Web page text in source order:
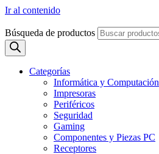
Ir al contenido
Búsqueda de productos
Categorías
Informática y Computación
Impresoras
Periféricos
Seguridad
Gaming
Componentes y Piezas PC
Receptores